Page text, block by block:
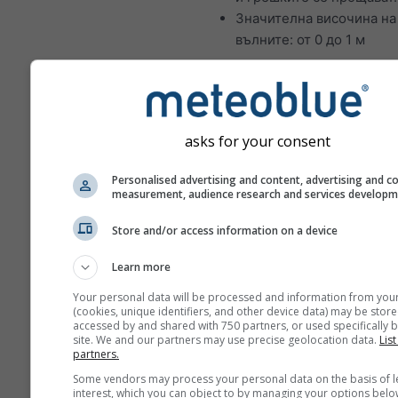
Значителна височина на
вълните: от 0 до 1 м
моряци:
(10–21 възела). При тази
и по-добра
наранявания.
вълните могат да се
при определени
Вятърът е основната
asks for your consent
Personalised advertising and content, advertising and
measurement, audience research and services
Store and/or access information on a device
Learn more
Your personal data will be processed and information from
(cookies, unique identifiers, and other device data) may be
accessed by and shared with 750 partners, or used specifically
site. We and our partners may use precise geolocation data.
partners.
Some vendors may process your personal data on the basis of
interest, which you can object to by managing your options